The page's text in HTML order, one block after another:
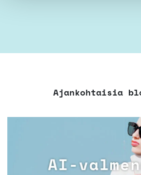
Ajankohtaisia